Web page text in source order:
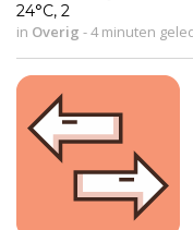
24°C, 2
in Overig -4 minuten